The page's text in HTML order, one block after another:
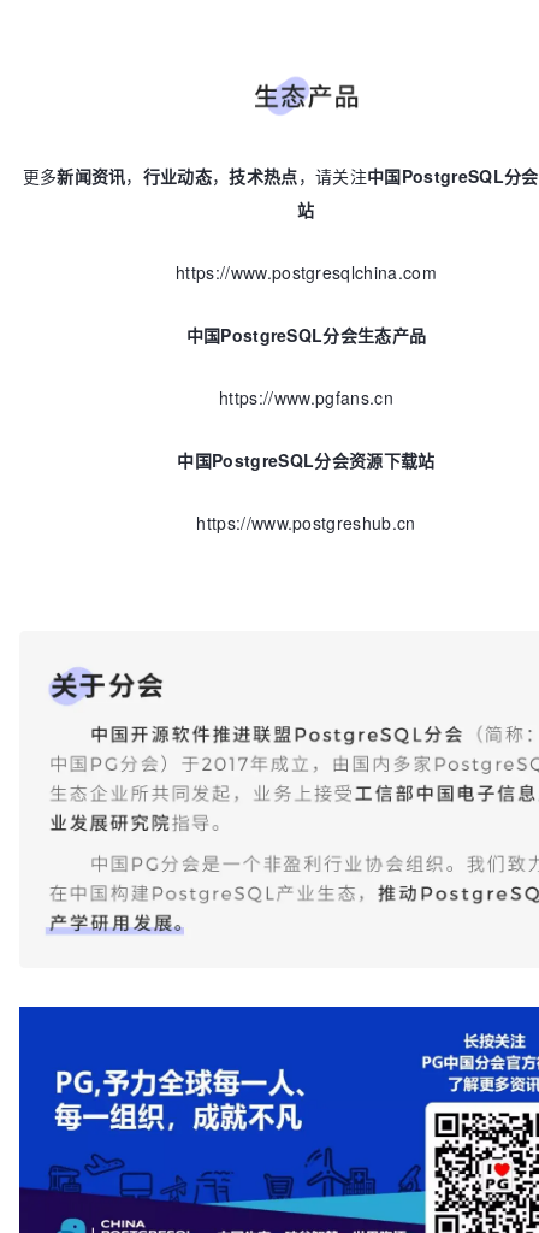
更多新闻资讯， 行业动态，技术热点，请关注中国PostgreSQL分
站
https://www.postgresqlchina.com
中国PostgreSQL分会生态产品
https://www.pgfans.cn
中国PostgreSQL分会资源下载站
https://www.postgreshub.cn